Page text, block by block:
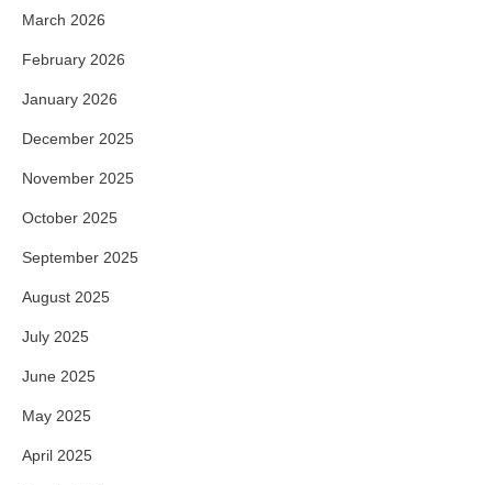
March 2026
February 2026
January 2026
December 2025
November 2025
October 2025
September 2025
August 2025
July 2025
June 2025
May 2025
April 2025